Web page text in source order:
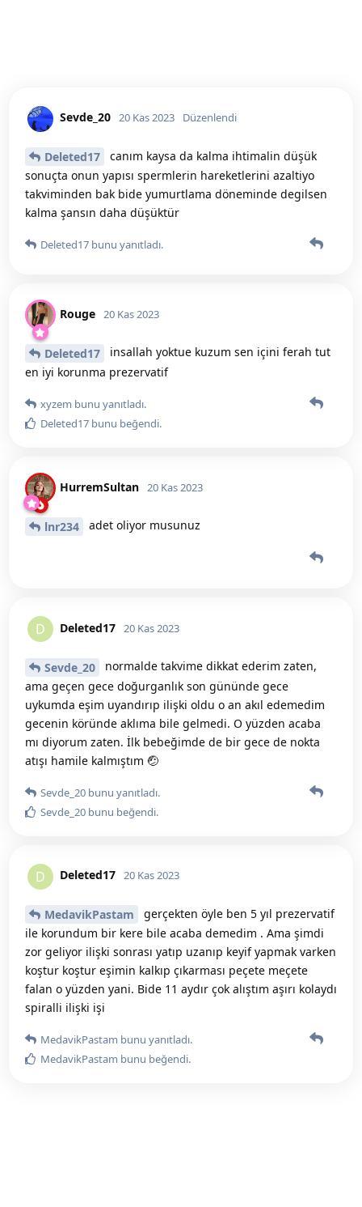
Sevde_20 20 Kas 2023 Düzenlendi
Deleted17
canım kaysa da kalma ihtimalin düşük
sonuçta onun yapısı spermlerin hareketlerini azaltiyo
takviminden bak bide yumurtlama döneminde degilsen
kalma şansın daha düşüktür
Deleted17 bunu yanıtladı.
Rouge 20 Kas 2023
Deleted17
insallah yoktue kuzum sen içini ferah tut
en iyi korunma prezervatif
xyzem bunu yanıtladı.
Deleted17 bunu beğendi.
HurremSultan 20 Kas 2023
lnr234 adet oliyor musunuz
D Deleted17 20 Kas 2023
Sevde_20
normalde takvime dikkat ederim zaten,
ama geçen gece doğurganlık son gününde gece
uykumda eşim uyandırıp ilişki oldu o an akıl edemedim
gecenin köründe aklıma bile gelmedi. O yüzden acaba
mı diyorum zaten. İlk bebeğimde de bir gece de nokta
atışı hamile kalmıştım 🤕
Sevde_20 bunu yanıtladı.
Sevde_20 bunu beğendi.
D Deleted17 20 Kas 2023
MedavikPastam
gerçekten öyle ben 5 yıl prezervatif
ile korundum bir kere bile acaba demedim . Ama şimdi
zor geliyor ilişki sonrası yatıp uzanıp keyif yapmak varken
koştur koştur eşimin kalkıp çıkarması peçete meçete
falan o yüzden yani. Bide 11 aydır çok alıştım aşırı kolaydı
spiralli ilişki işi
MedavikPastam bunu yanıtladı.
MedavikPastam bunu beğendi.